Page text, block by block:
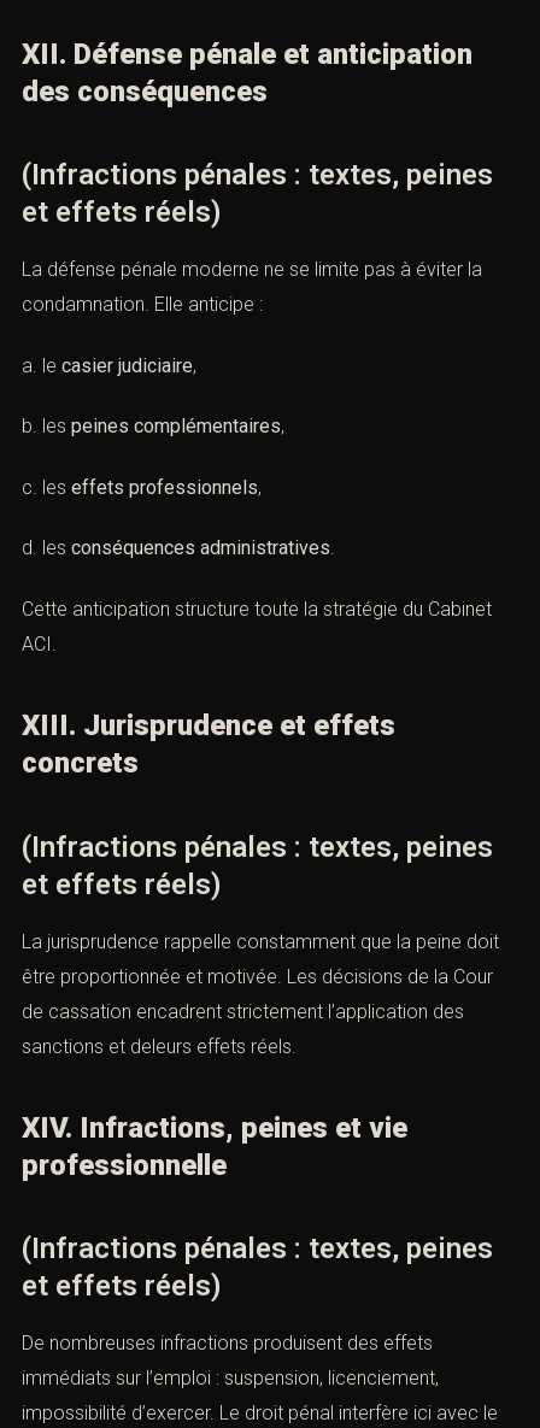
XII. Défense pénale et anticipation
des conséquences
(Infractions pénales : textes, peines
et effets réels)
La défense pénale moderne ne se limite pas à éviter la
condamnation. Elle anticipe :
a. le casier judiciaire,
b. les peines complémentaires,
c. les effets professionnels,
d. les conséquences administratives.
Cette anticipation structure toute la stratégie du Cabinet
ACI.
XIII. Jurisprudence et effets
concrets
(Infractions pénales : textes, peines
et effets réels)
La jurisprudence rappelle constamment que la peine doit
être proportionnée et motivée. Les décisions de la Cour
de cassation encadrent strictement l’application des
sanctions et deleurs effets réels.
XIV. Infractions, peines et vie
professionnelle
(Infractions pénales : textes, peines
et effets réels)
De nombreuses infractions produisent des effets
immédiats sur l’emploi : suspension, licenciement,
impossibilité d’exercer. Le droit pénal interfère ici avec le